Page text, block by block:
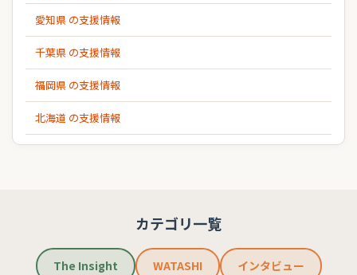
愛知県 の支援情報
千葉県 の支援情報
福岡県 の支援情報
北海道 の支援情報
カテゴリ一覧
The Insight WATASHI インタビュー